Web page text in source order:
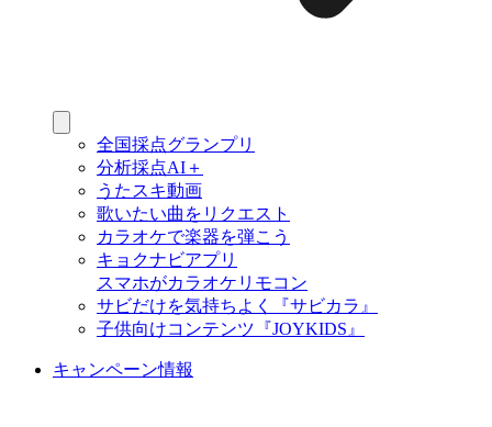
全国採点グランプリ
分析採点AI＋
うたスキ動画
歌いたい曲をリクエスト
カラオケで楽器を弾こう
キョクナビアプリ
スマホがカラオケリモコン
サビだけを気持ちよく『サビカラ』
子供向けコンテンツ『JOYKIDS』
キャンペーン情報